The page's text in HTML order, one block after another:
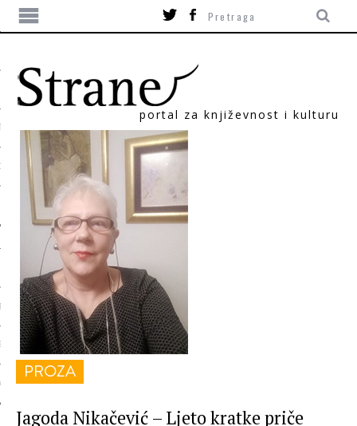
portal za književnost i kulturu
PROZA
Jagoda Nikačević – Ljeto kratke priče